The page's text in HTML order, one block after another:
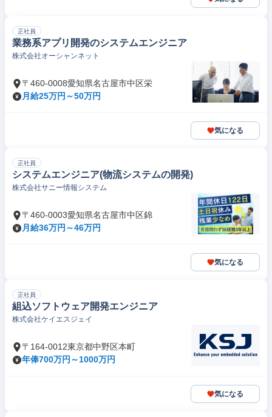
正社員
業務系アプリ開発のシステムエンジニア
株式会社オーシャンネット
〒460-0008愛知県名古屋市中区栄
月給25万円～50万円
気になる
正社員
システムエンジニア(物流システムの開発)
株式会社サニー情報システム
〒460-0003愛知県名古屋市中区錦
月給36万円～46万円
気になる
正社員
組込ソフトウェア開発エンジニア
株式会社ケイエスジェイ
〒164-0012東京都中野区本町
年俸700万円～1000万円
気になる